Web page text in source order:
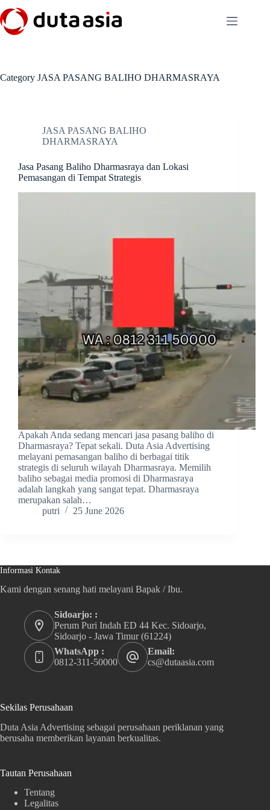
to
content
Category JASA PASANG BALIHO DHARMASRAYA
JASA PASANG BALIHO
DHARMASRAYA
Jasa Pasang Baliho Dharmasraya dan Lokasi
Pemasangan di Tempat Strategis
Apakah Anda sedang mencari jasa pasang baliho di
Dharmasraya? Tepat sekali. Duta Asia Advertising
melayani pemasangan baliho di berbagai titik
strategis di seluruh wilayah Dharmasraya. Memilih
baliho sebagai media promosi di Dharmasraya
adalah langkah yang sangat tepat. Dharmasraya
merupakan salah…
putri
25 June 2026
Informasi Kontak
Kami dengan senang hati melayani Bapak / Ibu.
Sidoarjo: :
Perum Puri Indah ED 44 Kec. Sidoarjo,
Sidoarjo - Jawa Timur (61224)
WhatsApp :
0812-311-50000
Email:
cs@dutaasia.com
Sekilas Perusahaan
Duta Asia Advertising sebagai perusahaan periklanan yang
berusaha memberikan layanan berkualitas.
Tautan Perusahaan
Tentang
Legalitas